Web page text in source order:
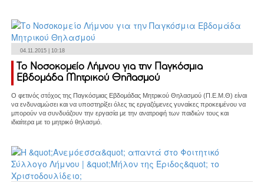
04.11.2015 | 10:18
Το Νοσοκομείο Λήμνου για την Παγκόσμια
Εβδομάδα Μητρικού Θηλασμού
Ο φετινός στόχος της Παγκόσμιας Εβδομάδας Μητρικού Θηλασμού (Π.Ε.Μ.Θ) είναι
να ενδυναμώσει και να υποστηρίξει όλες τις εργαζόμενες γυναίκες προκειμένου να
μπορούν να συνδυάζουν την εργασία με την ανατροφή των παιδιών τους και
ιδιαίτερα με το μητρικό θηλασμό.